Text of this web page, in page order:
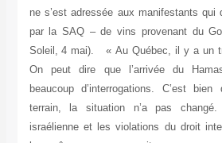
ne s’est adressée aux manifestants qui
par la SAQ – de vins provenant du
Soleil, 4 mai). « Au Québec, il y a un
On peut dire que l’arrivée du
beaucoup d’interrogations. C’est
terrain, la situation n’a pas changé.
israélienne et les violations du droit